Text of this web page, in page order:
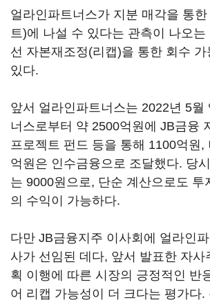
얼라인파트너스가 지분 매각을 통한
트)에 나설 수 있다는 관측이 나오는
선 자본재조정(리캡)을 통한 회수
있다.
앞서 얼라인파트너스는 2022년 5월
너스로부터 약 2500억원에 JB금융
프로젝트 펀드 등을 통해 1100억원,
억원은 인수금융으로 조달했다. 당
는 9000원으로, 단순 계산으로도 투
의 수익이 가능하다.
다만 JB금융지주 이사회에 얼라인파
사가 선임된 데다, 앞서 발표한 자사
획 이행에 따른 시장의 긍정적인 반
어 리캡 가능성이 더 크다는 평가다.